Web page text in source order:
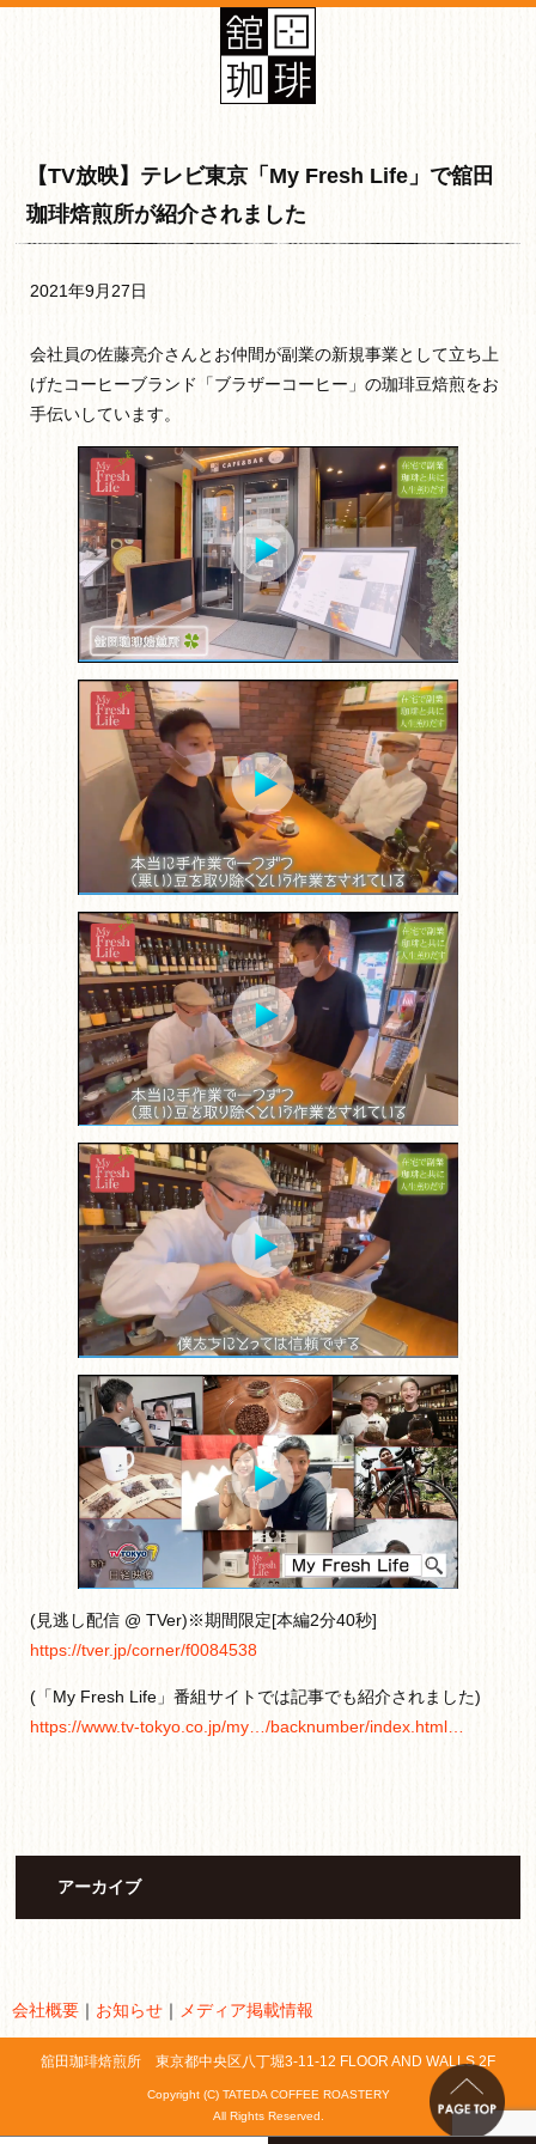
【TV放映】テレビ東京「My Fresh Life」で舘田
珈琲焙煎所が紹介されました
2021年9月27日
会社員の佐藤亮介さんとお仲間が副業の新規事業として立ち上
げたコーヒーブランド「ブラザーコーヒー」の珈琲豆焙煎をお
手伝いしています。
(見逃し配信 @ TVer)※期間限定[本編2分40秒]
https://tver.jp/corner/f0084538
(「My Fresh Life」番組サイトでは記事でも紹介されました)
https://www.tv-tokyo.co.jp/my…/backnumber/index.html…
アーカイブ
会社概要 ｜ お知らせ ｜ メディア掲載情報
舘田珈琲焙煎所 東京都中央区八丁堀3-11-12 FLOOR AND WALLS 2F
Copyright (C) TATEDA COFFEE ROASTERY
All Rights Reserved.